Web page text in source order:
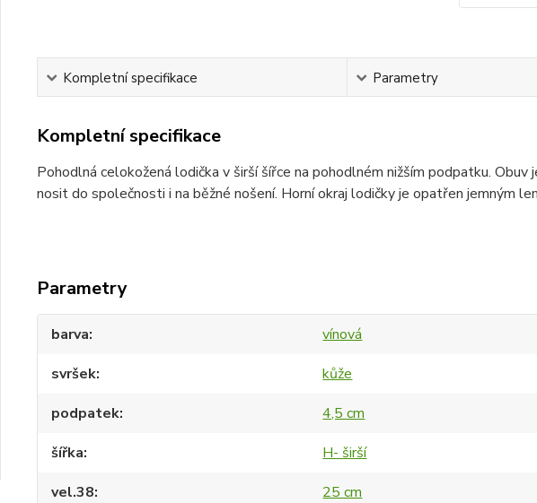
Kompletní specifikace Parametry
Kompletní specifikace
Pohodlná celokožená lodička v širší šířce na pohodlném nižším podpatku.
nosit do společnosti i na běžné nošení. Horní okraj lodičky je opatřen jemným
Parametry
barva
vínová
svršek
kůže
podpatek
4,5 cm
šířka
H- širší
vel.38
25 cm